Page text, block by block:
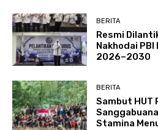
BERITA
Resmi
Nakhodai
2026–2030
BERITA
Sambut HUT
Stamina